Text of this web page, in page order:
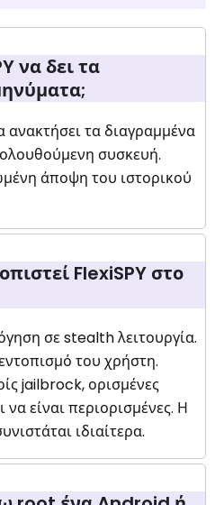
να δει τα
ανακτήσει τα διαγραμμένα
συσκευή.
άποψη του ιστορικού
FlexiSPY στο
σε stealth λειτουργία.
του χρήστη.
jailbrock, ορισμένες
να είναι περιορισμένες. Η
ιδιαίτερα.